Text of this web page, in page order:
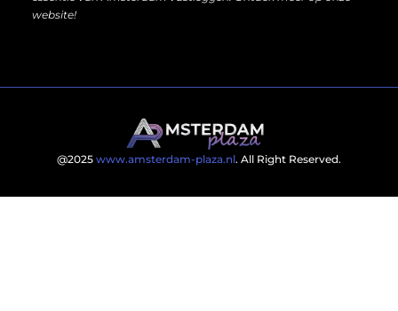
website!
@2025 www.amsterdam-plaza.nl. All Right Reserved.